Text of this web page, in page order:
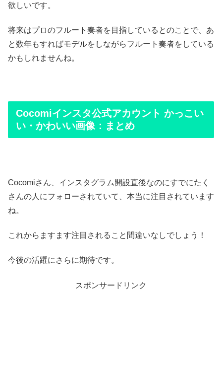
欲しいです。
将来はプロのフルート奏者を目指しているとのことで、あ
と数年もすればモデルをしながらフルート奏者をしている
かもしれませんね。
Cocomiインスタ公式アカウント かっこい
い・かわいい画像：まとめ
Cocomiさん、インスタグラム開設直後なのにすでにたく
さんの人にフォローされていて、本当に注目されています
ね。
これからますます注目されること間違いなしでしょう！
今後の活躍にさらに期待です。
スポンサードリンク